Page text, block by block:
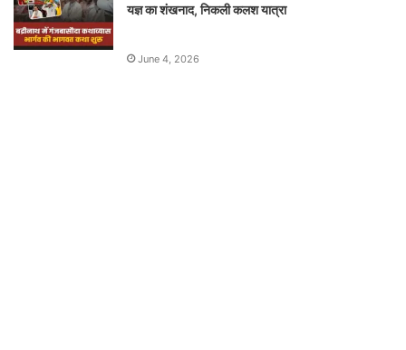
यज्ञ का शंखनाद, निकली कलश यात्रा
June 4, 2026